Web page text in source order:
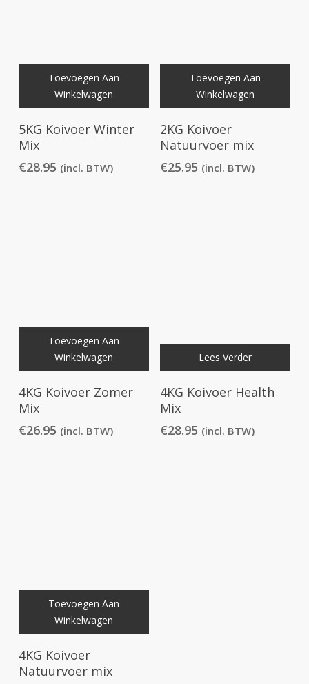
Toevoegen Aan
Winkelwagen
5KG Koivoer Winter
Mix
€28.95 (incl. BTW)
Toevoegen Aan
Winkelwagen
2KG Koivoer
Natuurvoer mix
€25.95 (incl. BTW)
Toevoegen Aan
Winkelwagen
4KG Koivoer Zomer
Mix
€26.95 (incl. BTW)
Lees Verder
4KG Koivoer Health
Mix
€28.95 (incl. BTW)
Toevoegen Aan
Winkelwagen
4KG Koivoer
Natuurvoer mix